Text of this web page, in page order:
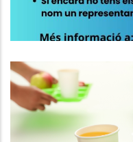
El Consell
Penedès